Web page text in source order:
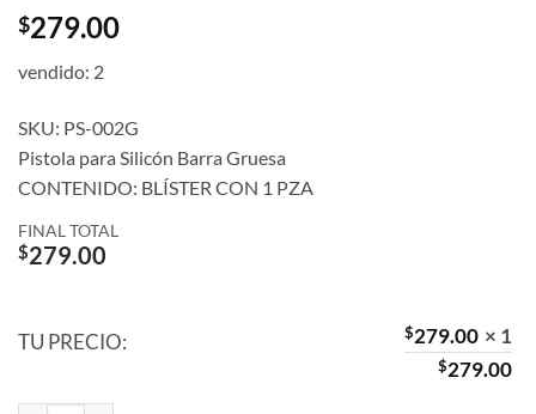
$279.00
vendido: 2
SKU: PS-002G
Pistola para Silicón Barra Gruesa
CONTENIDO: BLÍSTER CON 1 PZA
FINAL TOTAL
$279.00
TU PRECIO: $279.00 × 1
$279.00